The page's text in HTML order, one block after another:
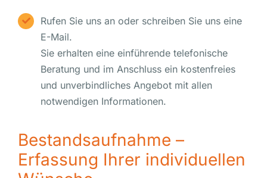
Rufen Sie uns an oder schreiben Sie uns eine
E-Mail.
Sie erhalten eine einführende telefonische
Beratung und im Anschluss ein kostenfreies
und unverbindliches Angebot mit allen
notwendigen Informationen.
Bestandsaufnahme –
Erfassung Ihrer individuellen